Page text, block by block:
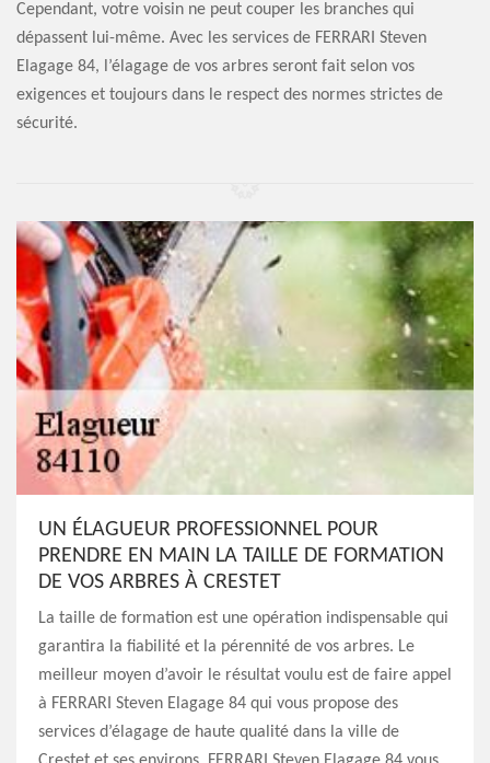
Cependant, votre voisin ne peut couper les branches qui
dépassent lui-même. Avec les services de FERRARI Steven
Elagage 84, l’élagage de vos arbres seront fait selon vos
exigences et toujours dans le respect des normes strictes de
sécurité.
UN ÉLAGUEUR PROFESSIONNEL POUR
PRENDRE EN MAIN LA TAILLE DE FORMATION
DE VOS ARBRES À CRESTET
La taille de formation est une opération indispensable qui
garantira la fiabilité et la pérennité de vos arbres. Le
meilleur moyen d’avoir le résultat voulu est de faire appel
à FERRARI Steven Elagage 84 qui vous propose des
services d’élagage de haute qualité dans la ville de